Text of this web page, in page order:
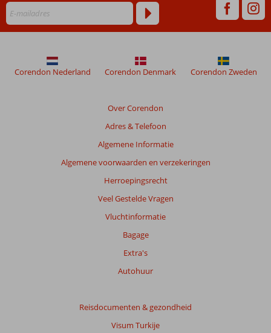
Over Corendon
Adres & Telefoon
Algemene Informatie
Algemene voorwaarden en verzekeringen
Herroepingsrecht
Veel Gestelde Vragen
Vluchtinformatie
Bagage
Extra's
Autohuur
Reisdocumenten & gezondheid
Visum Turkije
Corendon Nederland Corendon Denmark Corendon Zweden